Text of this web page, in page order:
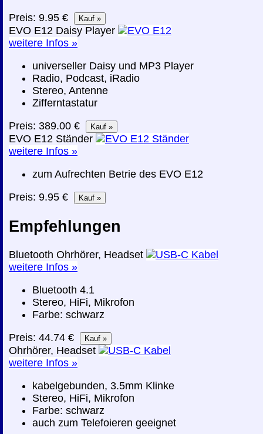
Preis: 9.95 €
EVO E12 Daisy Player
weitere Infos »
universeller Daisy und MP3 Player
Radio, Podcast, iRadio
Stereo, Antenne
Zifferntastatur
Preis: 389.00 €
EVO E12 Ständer
weitere Infos »
zum Aufrechten Betrie des EVO E12
Preis: 9.95 €
Empfehlungen
Bluetooth Ohrhörer, Headset
weitere Infos »
Bluetooth 4.1
Stereo, HiFi, Mikrofon
Farbe: schwarz
Preis: 44.74 €
Ohrhörer, Headset
weitere Infos »
kabelgebunden, 3.5mm Klinke
Stereo, HiFi, Mikrofon
Farbe: schwarz
auch zum Telefoieren geeignet